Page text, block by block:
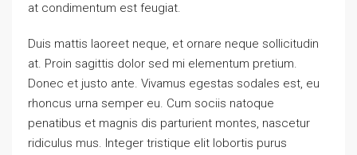
at condimentum est feugiat.
Duis mattis laoreet neque, et ornare neque sollicitudin
at. Proin sagittis dolor sed mi elementum pretium.
Donec et justo ante. Vivamus egestas sodales est, eu
rhoncus urna semper eu. Cum sociis natoque
penatibus et magnis dis parturient montes, nascetur
ridiculus mus. Integer tristique elit lobortis purus